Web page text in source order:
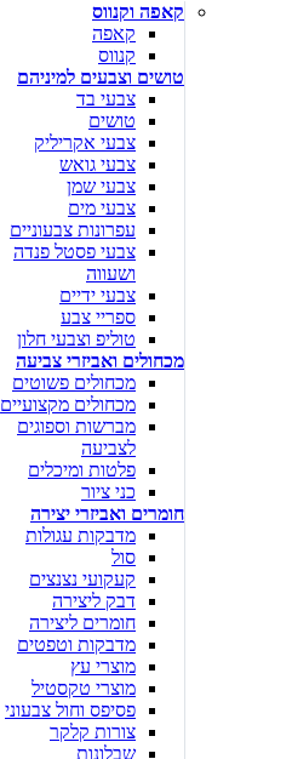
קאפה וקנווס
קאפה
קנווס
טושים וצבעים למיניהם
צבעי בד
טושים
צבעי אקריליק
צבעי גואש
צבעי שמן
צבעי מים
עפרונות צבעוניים
צבעי פסטל פנדה
ושעווה
צבעי ידיים
ספריי צבע
טוליפ וצבעי חלון
מכחולים ואביזרי צביעה
מכחולים פשוטים
מכחולים מקצועיים
מברשות וספוגים
לצביעה
פלטות ומיכלים
כני ציור
חומרים ואביזרי יצירה
מדבקות עגולות
סול
קעקועי נצנצים
דבק ליצירה
חומרים ליצירה
מדבקות וטפטים
מוצרי עץ
מוצרי טקסטיל
פסיפס וחול צבעוני
צורות קלקר
שבלונות